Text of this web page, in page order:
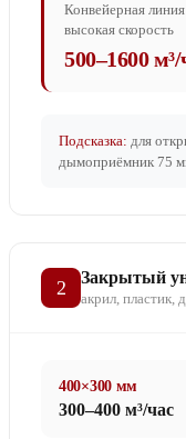
Конвейерная линия
высокая скорость
500–1600 м³/
Подсказка: для
дымоприёмник 75
2 Закрытый
акрил, пластик,
400×300 мм
300–400 м³/час